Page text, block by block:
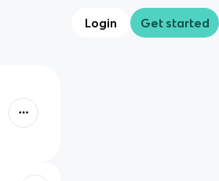
Login Get started